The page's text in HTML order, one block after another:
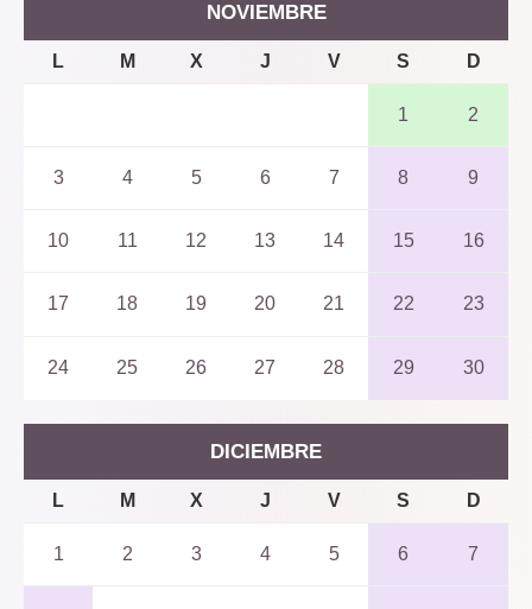
NOVIEMBRE
L M X J V S D
1 2
3 4 5 6 7 8 9
10 11 12 13 14 15 16
17 18 19 20 21 22 23
24 25 26 27 28 29 30
DICIEMBRE
L M X J V S D
1 2 3 4 5 6 7